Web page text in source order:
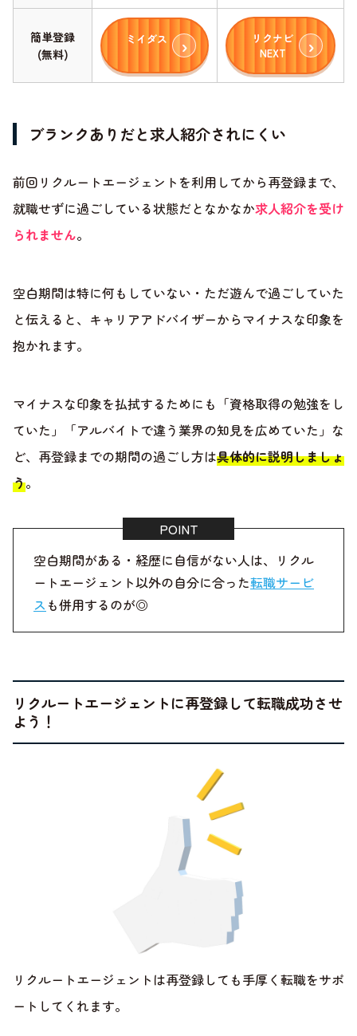
簡単登録
(無料)
ミイダス
リクナビ
NEXT
ブランクありだと求人紹介されにくい
前回リクルートエージェントを利用してから再登録まで、
就職せずに過ごしている状態だとなかなか求人紹介を受け
られません。
空白期間は特に何もしていない・ただ遊んで過ごしていた
と伝えると、キャリアアドバイザーからマイナスな印象を
抱かれます。
マイナスな印象を払拭するためにも「資格取得の勉強をし
ていた」「アルバイトで違う業界の知見を広めていた」な
ど、再登録までの期間の過ごし方は具体的に説明しましょ
う。
空白期間がある・経歴に自信がない人は、リクル
ートエージェント以外の自分に合った転職サービ
ス も併用するのが◎
リクルートエージェントに再登録して転職成功させ
よう！
リクルートエージェントは再登録しても手厚く転職をサポ
ートしてくれます。